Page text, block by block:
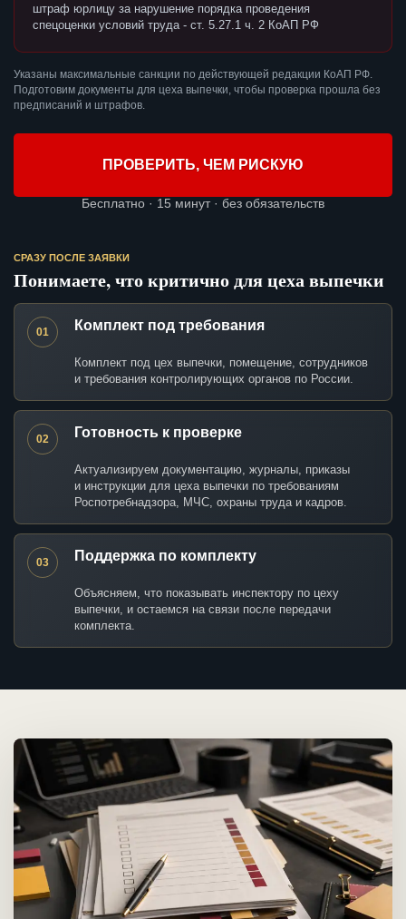
штраф юрлицу за нарушение порядка проведения
спецоценки условий труда - ст. 5.27.1 ч. 2 КоАП РФ
Указаны максимальные санкции по действующей редакции КоАП РФ.
Подготовим документы для цеха выпечки, чтобы проверка прошла без
предписаний и штрафов.
ПРОВЕРИТЬ, ЧЕМ РИСКУЮ
Бесплатно · 15 минут · без обязательств
СРАЗУ ПОСЛЕ ЗАЯВКИ
Понимаете, что критично для цеха выпечки
01 Комплект под требования
Комплект под цех выпечки, помещение, сотрудников
и требования контролирующих органов по России.
02 Готовность к проверке
Актуализируем документацию, журналы, приказы
и инструкции для цеха выпечки по требованиям
Роспотребнадзора, МЧС, охраны труда и кадров.
03 Поддержка по комплекту
Объясняем, что показывать инспектору по цеху
выпечки, и остаемся на связи после передачи
комплекта.